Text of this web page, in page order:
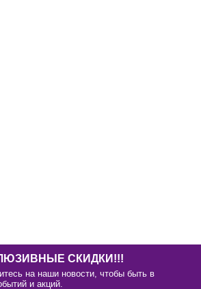
СКИДКИ!!!
на наши новости, чтобы быть в
и акций.